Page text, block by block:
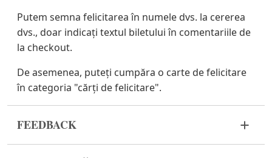
Putem semna felicitarea în numele dvs. la cererea
dvs., doar indicați textul biletului în comentariile de
la checkout.
De asemenea, puteți cumpăra o carte de felicitare
în categoria "cărți de felicitare".
FEEDBACK